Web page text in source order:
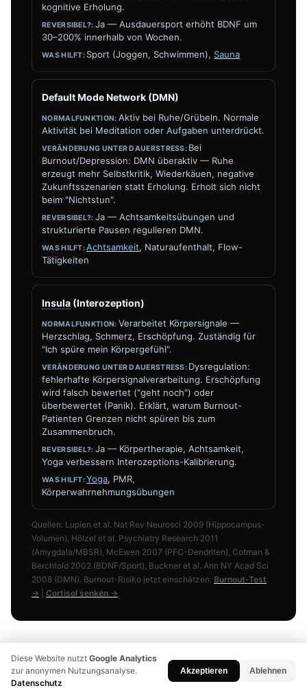
kognitive Erholung.
Ja — Ausdauersport erhöht BDNF um
30–200% innerhalb von Wochen.
Sport (Joggen, Schwimmen), Sauna
Default Mode Network (DMN)
Aktiv bei Ruhe/Grübeln. Normale
Aktivität bei Meditation oder Aufgaben unterdrückt.
Bei
Burnout/Depression: DMN überaktiv — Ruhe
erzeugt mehr Selbstkritik, Wiederkäuen, negative
Zukunftsszenarien statt Erholung. Erholt sich nicht
beim "Nichtstun".
Ja — Achtsamkeitsübungen und
strukturierte Pausen regulieren DMN.
Achtsamkeit, Naturaufenthalt, Flow-
Tätigkeiten
Insula (Interozeption)
Verarbeitet Körpersignale —
Herzschlag, Schmerz, Erschöpfung. Zuständig für
"Ich spüre mein Körpergefühl".
Dysregulation:
fehlerhafte Körpersignalverarbeitung. Erschöpfung
wird falsch bewertet ("geht noch") oder
überbewertet (Panik). Erklärt, warum Burnout-
Patienten Grenzen nicht spüren bis zum
Zusammenbruch.
Ja — Körpertherapie, Achtsamkeit,
Yoga verbessern Interozeptions-Kalibrierung.
Yoga, PMR,
Körperwahrnehmungsübungen
Quellen: Lupien et al. Nat Rev Neurosci 2009 (Hippocampus-
Volumen), Hölzel et al. Psychiatry Research 2011
(Amygdala/MBSR), McEwen 2007 (PFC-Dendriten), Cotman &
Berchtold 2002 (BDNF/Sport), Buckner et al. Ann NY Acad Sci
2008 (DMN). Burnout-Risiko jetzt einschätzen: Burnout-Test
→
Cortisol senken →
Diese Website nutzt Google Analytics
zur anonymen Nutzungsanalyse.
Datenschutz
Akzeptieren Ablehnen